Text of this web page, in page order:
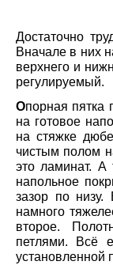
Достаточно
Вначале в них
верхнего и
регулируемый.
Опорная пятка
на готовое
на стяжке
чистым полом
это ламинат. А
напольное
зазор по низу.
намного
второе.
петлями. Всё
установленной